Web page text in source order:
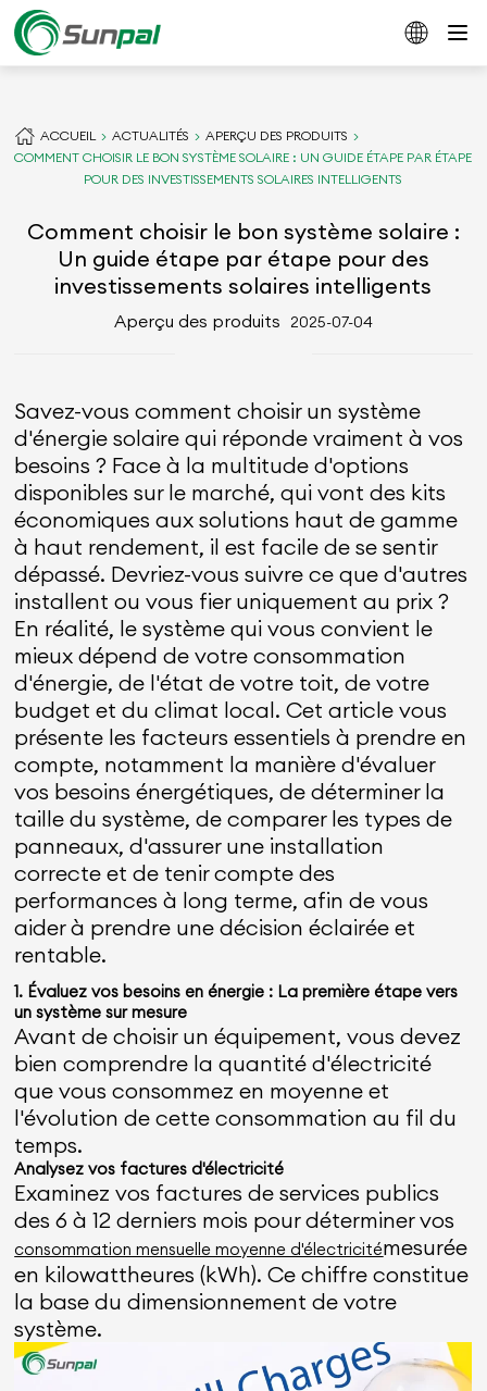
ACCUEIL ACTUALITÉS
APERÇU DES PRODUITS
COMMENT CHOISIR LE BON SYSTÈME SOLAIRE : UN GUIDE ÉTAPE PAR ÉTAPE
POUR DES INVESTISSEMENTS SOLAIRES INTELLIGENTS
Comment choisir le bon système solaire :
Un guide étape par étape pour des
investissements solaires intelligents
Aperçu des produits 2025-07-04
Savez-vous comment choisir un système
d'énergie solaire qui réponde vraiment à vos
besoins ? Face à la multitude d'options
disponibles sur le marché, qui vont des kits
économiques aux solutions haut de gamme
à haut rendement, il est facile de se sentir
dépassé. Devriez-vous suivre ce que d'autres
installent ou vous fier uniquement au prix ?
En réalité, le système qui vous convient le
mieux dépend de votre consommation
d'énergie, de l'état de votre toit, de votre
budget et du climat local. Cet article vous
présente les facteurs essentiels à prendre en
compte, notamment la manière d'évaluer
vos besoins énergétiques, de déterminer la
taille du système, de comparer les types de
panneaux, d'assurer une installation
correcte et de tenir compte des
performances à long terme, afin de vous
aider à prendre une décision éclairée et
rentable.
1. Évaluez vos besoins en énergie : La première étape vers
un système sur mesure
Avant de choisir un équipement, vous devez
bien comprendre la quantité d'électricité
que vous consommez en moyenne et
l'évolution de cette consommation au fil du
temps.
Analysez vos factures d'électricité
Examinez vos factures de services publics
des 6 à 12 derniers mois pour déterminer vos
consommation mensuelle moyenne d'électricitémesurée
en kilowattheures (kWh). Ce chiffre constitue
la base du dimensionnement de votre
système.